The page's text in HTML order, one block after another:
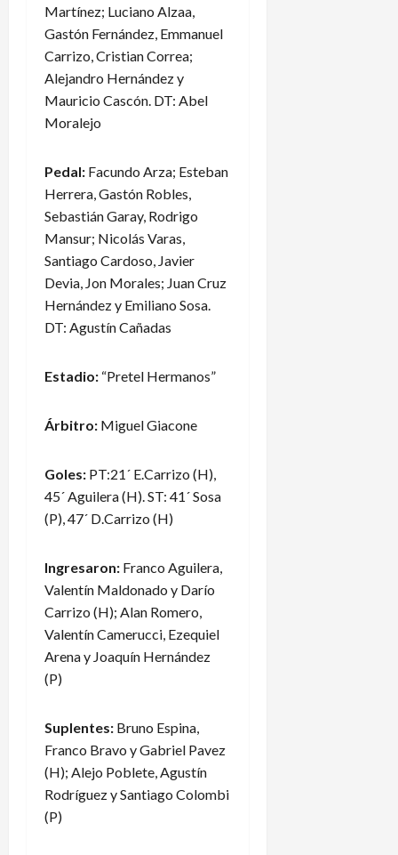
Martínez; Luciano Alzaa,
Gastón Fernández, Emmanuel
Carrizo, Cristian Correa;
Alejandro Hernández y
Mauricio Cascón. DT: Abel
Moralejo
Pedal: Facundo Arza; Esteban
Herrera, Gastón Robles,
Sebastián Garay, Rodrigo
Mansur; Nicolás Varas,
Santiago Cardoso, Javier
Devia, Jon Morales; Juan Cruz
Hernández y Emiliano Sosa.
DT: Agustín Cañadas
Estadio: “Pretel Hermanos”
Árbitro: Miguel Giacone
Goles: PT:21´ E.Carrizo (H),
45´ Aguilera (H). ST: 41´ Sosa
(P), 47´ D.Carrizo (H)
Ingresaron: Franco Aguilera,
Valentín Maldonado y Darío
Carrizo (H); Alan Romero,
Valentín Camerucci, Ezequiel
Arena y Joaquín Hernández
(P)
Suplentes: Bruno Espina,
Franco Bravo y Gabriel Pavez
(H); Alejo Poblete, Agustín
Rodríguez y Santiago Colombi
(P)